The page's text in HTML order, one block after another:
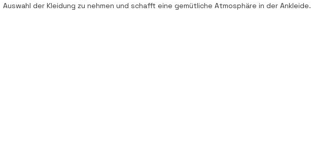
Auswahl der Kleidung zu nehmen und schafft eine gemütliche Atmosphäre in der Ankleide.